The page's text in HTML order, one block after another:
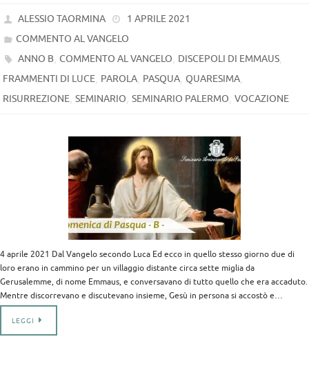
ALESSIO TAORMINA
1 APRILE 2021
COMMENTO AL VANGELO
ANNO B,COMMENTO AL VANGELO, DISCEPOLI DI EMMAUS,
FRAMMENTI DI LUCE, PAROLA, PASQUA, QUARESIMA,
RISURREZIONE, SEMINARIO, SEMINARIO PALERMO, VOCAZIONE
4 aprile 2021 Dal Vangelo secondo Luca Ed ecco in quello stesso giorno due di
loro erano in cammino per un villaggio distante circa sette miglia da
Gerusalemme, di nome Emmaus, e conversavano di tutto quello che era accaduto.
Mentre discorrevano e discutevano insieme, Gesù in persona si accostò e…
LEGGI